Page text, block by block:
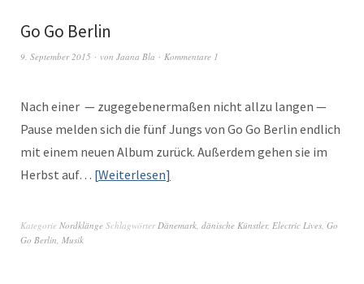
Go Go Berlin
9. September 2015 von Jaana Bla Kommentare 1
Nach ein­er — zugegeben­er­maßen nicht allzu lan­gen —
Pause melden sich die fünf Jungs von Go Go Berlin endlich
mit einem neuen Album zurück. Außer­dem gehen sie im
Herb­st auf… Weit­er­lesen
Kategorie Nordklänge Schlagwörter Dänemark dänische Künstler, Electric Lives Go
Go Berlin Musik